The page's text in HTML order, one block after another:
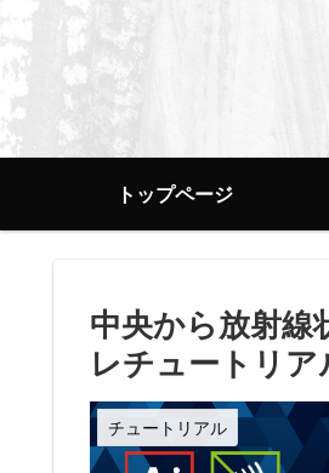
トップページ
中央から放射線
レチュートリア
チュートリアル